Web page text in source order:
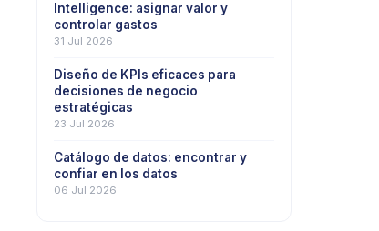
Intelligence: asignar valor y
controlar gastos
31 Jul 2026
Diseño de KPIs eficaces para
decisiones de negocio
estratégicas
23 Jul 2026
Catálogo de datos: encontrar y
confiar en los datos
06 Jul 2026